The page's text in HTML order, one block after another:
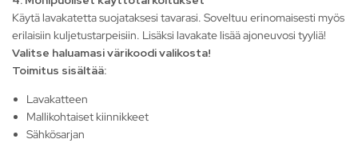
Käytä lavakatetta suojataksesi tavarasi. Soveltuu erinomaisesti myös
erilaisiin kuljetustarpeisiin. Lisäksi lavakate lisää ajoneuvosi tyyliä!
Valitse haluamasi värikoodi valikosta!
Toimitus sisältää:
Lavakatteen
Mallikohtaiset kiinnikkeet
Sähkösarjan